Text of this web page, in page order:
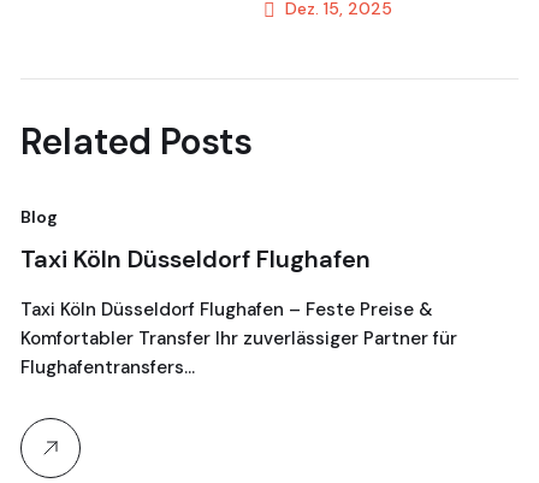
Dez. 15, 2025
Related Posts
Blog
Taxi Köln Düsseldorf Flughafen
Taxi Köln Düsseldorf Flughafen – Feste Preise &
Komfortabler Transfer Ihr zuverlässiger Partner für
Flughafentransfers…